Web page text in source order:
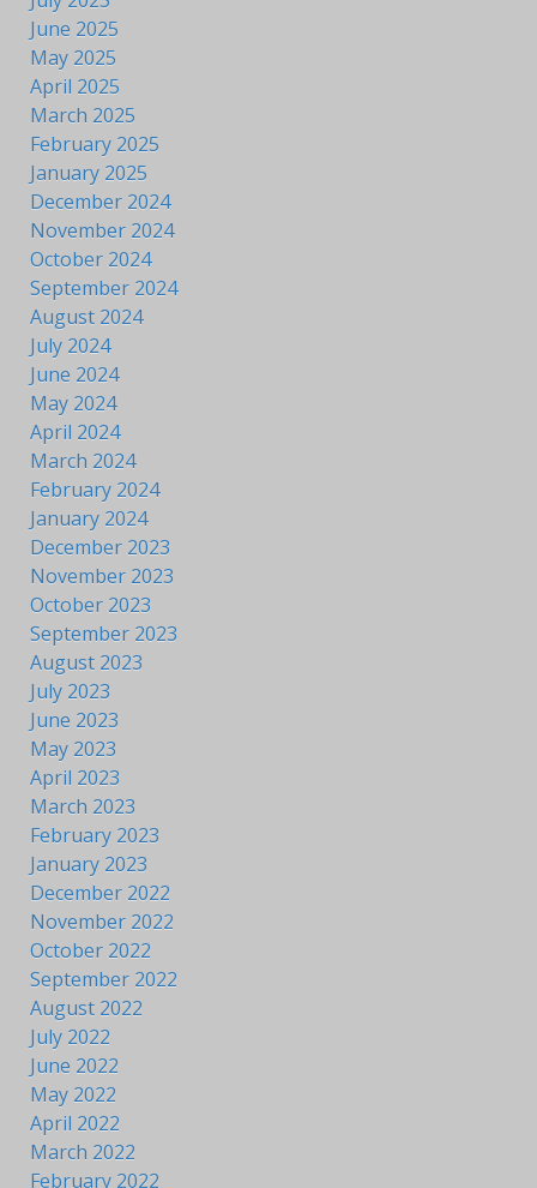
June 2025
May 2025
April 2025
March 2025
February 2025
January 2025
December 2024
November 2024
October 2024
September 2024
August 2024
July 2024
June 2024
May 2024
April 2024
March 2024
February 2024
January 2024
December 2023
November 2023
October 2023
September 2023
August 2023
July 2023
June 2023
May 2023
April 2023
March 2023
February 2023
January 2023
December 2022
November 2022
October 2022
September 2022
August 2022
July 2022
June 2022
May 2022
April 2022
March 2022
February 2022